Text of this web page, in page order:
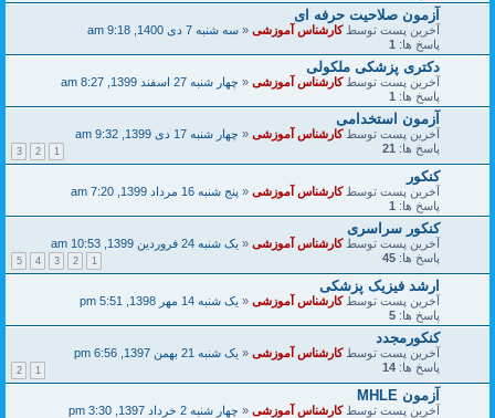
آزمون صلاحیت حرفه ای
آخرین پست توسطکارشناس آموزشی « سه شنبه 7 دی 1400, 9:18 am
پاسخ ها: 1
دکتری پزشکی ملکولی
آخرین پست توسطکارشناس آموزشی « چهار شنبه 27 اسفند 1399, 8:27 am
پاسخ ها: 1
آزمون استخدامی
آخرین پست توسطکارشناس آموزشی « چهار شنبه 17 دی 1399, 9:32 am
پاسخ ها: 21
1
2
3
کنکور
آخرین پست توسطکارشناس آموزشی « پنج شنبه 16 مرداد 1399, 7:20 am
پاسخ ها: 1
کنکور سراسری
آخرین پست توسطکارشناس آموزشی « یک شنبه 24 فروردین 1399, 10:53 am
پاسخ ها: 45
1
2
3
4
5
ارشد فیزیک پزشکی
آخرین پست توسطکارشناس آموزشی « یک شنبه 14 مهر 1398, 5:51 pm
پاسخ ها: 5
کنکورمجدد
آخرین پست توسطکارشناس آموزشی « یک شنبه 21 بهمن 1397, 6:56 pm
پاسخ ها: 14
1
2
آزمون MHLE
آخرین پست توسطکارشناس آموزشی « چهار شنبه 2 خرداد 1397, 3:30 pm